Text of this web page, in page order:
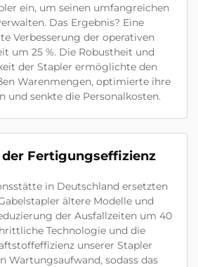
ein, um seinen umfangreichen
Das Ergebnis? Eine
Verbesserung der operativen
um 25 %. Die Robustheit und
der Stapler ermöglichte den
Warenmengen, optimierte ihre
und senkte die Personalkosten.
Fertigungseffizienz
in Deutschland ersetzten
ältere Modelle und
der Ausfallzeiten um 40
Technologie und die
unserer Stapler
Wartungsaufwand, sodass das